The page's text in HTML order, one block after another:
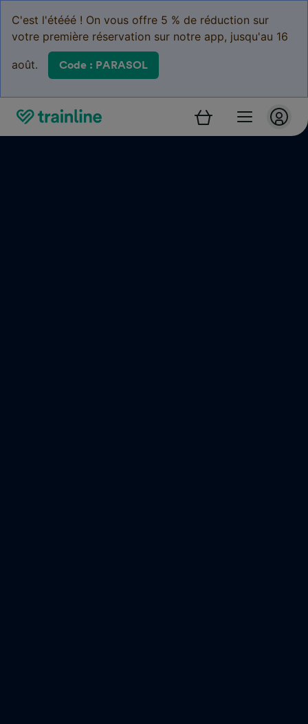
C'est l'étééé ! On vous offre 5 % de réduction sur
votre première réservation sur notre app, jusqu'au 16
août. Code : PARASOL